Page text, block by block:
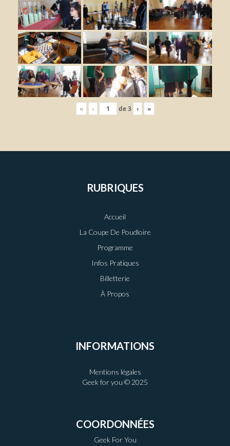
« ‹ de3 › »
RUBRIQUES
Accueil
La Coupe De Poudloire
Programme
Infos Pratiques
Billetterie
À Propos
INFORMATIONS
Mentions légales
Geek for you © 2025
COORDONNÉES
Geek For You